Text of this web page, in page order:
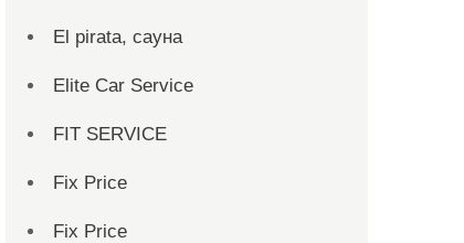
El pirata, сауна
Elite Car Service
FIT SERVICE
Fix Price
Fix Price